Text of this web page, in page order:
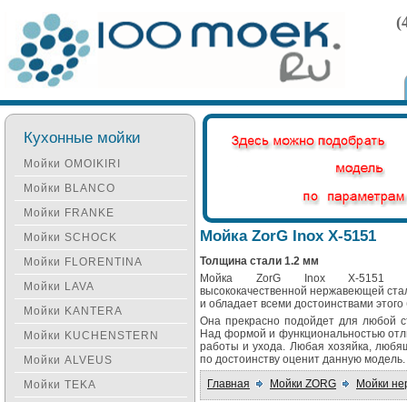
Мойка ZorG Inox X-5151
Толщина стали 1.2 мм
Мойка ZorG Inox X-5151
высококачественной нержавеющей
и обладает всеми достоинствами
Она прекрасно подойдет для любой
Над формой и функциональностью
работы и ухода. Любая хозяйка,
по достоинству оценит данную модель.
Главная
Мойки ZORG Мойки
Кухонные мойки
Мойки OMOIKIRI
Мойки BLANCO
Мойки FRANKE
Мойки SCHOCK
Мойки FLORENTINA
Мойки LAVA
Мойки KANTERA
Мойки KUCHENSTERN
Мойки ALVEUS
Мойки TEKA